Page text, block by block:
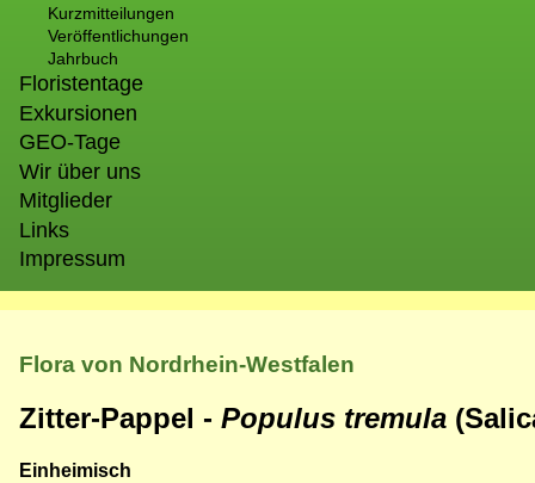
Kurzmitteilungen
Veröffentlichungen
Jahrbuch
Floristentage
Exkursionen
GEO-Tage
Wir über uns
Mitglieder
Links
Impressum
Flora von Nordrhein-Westfalen
Zitter-Pappel - Populus tremula
Einheimisch